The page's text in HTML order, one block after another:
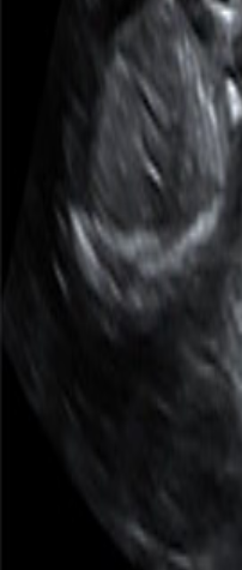
Ponovno smo dobili DVD
jednu pravu fotografijicu za
vide mali prstići: